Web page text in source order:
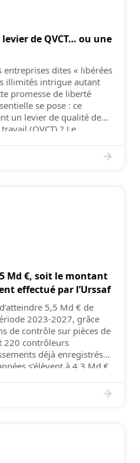
de QVCT… ou une
entreprises dites « libérées
illimités intrigue autant
promesse de liberté
se pose : ce
un levier de qualité de
(QVCT) ? Le
Md €, soit le montant
effectué par l’Urssaf
5,5 Md € de
2023-2027, grâce
de contrôle sur pièces de
220 contrôleurs
déjà enregistrés
s’élèvent à 4,3 Md €,